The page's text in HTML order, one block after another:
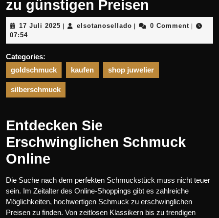
zu günstigen Preisen
17 Juli 2025 17
2025
| elsotanosellado elsotanosellado
| 0 Comment |
07:54
Categories:
goldschmuck
kaufen shop juwelier
silberschmuck
Entdecken Sie
Erschwinglichen Schmuck
Online
Die Suche nach dem perfekten Schmuckstück muss nicht teuer
sein. Im Zeitalter des Online-Shoppings gibt es zahlreiche
Möglichkeiten, hochwertigen Schmuck zu erschwinglichen
Preisen zu finden. Von zeitlosen Klassikern bis zu trendigen